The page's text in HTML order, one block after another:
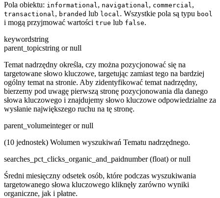
Pola obiektu: informational, navigational, commercial,
transactional, branded lub local. Wszystkie pola są typu bool
i mogą przyjmować wartości true lub false.
keywordstring
parent_topicstring or null
Temat nadrzędny określa, czy można pozycjonować się na
targetowane słowo kluczowe, targetując zamiast tego na bardziej
ogólny temat na stronie. Aby zidentyfikować temat nadrzędny,
bierzemy pod uwagę pierwszą stronę pozycjonowania dla danego
słowa kluczowego i znajdujemy słowo kluczowe odpowiedzialne za
wysłanie największego ruchu na tę stronę.
parent_volumeinteger or null
(10 jednostek) Wolumen wyszukiwań Tematu nadrzędnego.
searches_pct_clicks_organic_and_paidnumber (float) or null
Średni miesięczny odsetek osób, które podczas wyszukiwania
targetowanego słowa kluczowego kliknęły zarówno wyniki
organiczne, jak i płatne.